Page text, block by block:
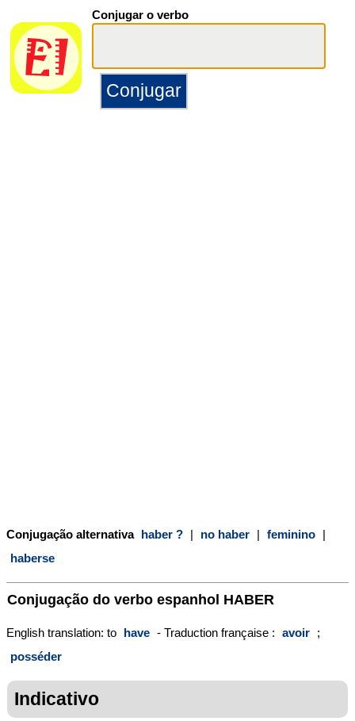
Conjugar o verbo
Conjugação alternativa haber ? | no haber | feminino |
haberse
Conjugação do verbo espanhol HABER
English translation: to have - Traduction française : avoir ;
posséder
Indicativo